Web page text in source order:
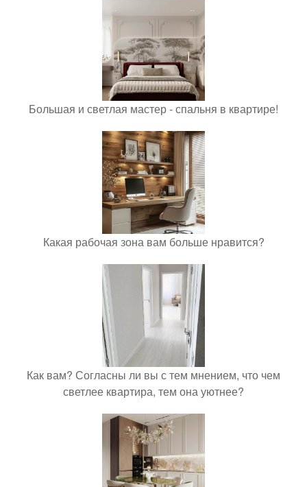
Большая и светлая мастер - спальня в квартире!
Какая рабочая зона вам больше нравится?
Как вам? Согласны ли вы с тем мнением, что чем
светлее квартира, тем она уютнее?